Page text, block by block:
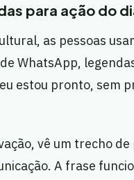
para ação do
as pessoas
WhatsApp,
estou pronto, sem
vê um trecho
A frase